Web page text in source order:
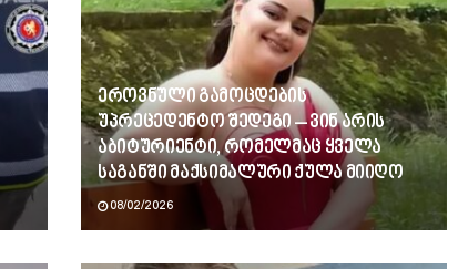
ეროვნული გამოცდების
უპრეცედენტო შედეგი – ვინ არის
აბიტურიენტი, რომელმაც ყველა
საგანში მაქსიმალური ქულა მიიღო
08/02/2026